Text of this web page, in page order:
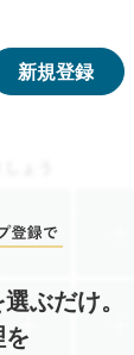
新規登録
ぶだけ。